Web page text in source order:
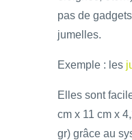
pas de
jumelles.
Exemple : les
Elles sont
cm x 11 cm x
gr) grâce au